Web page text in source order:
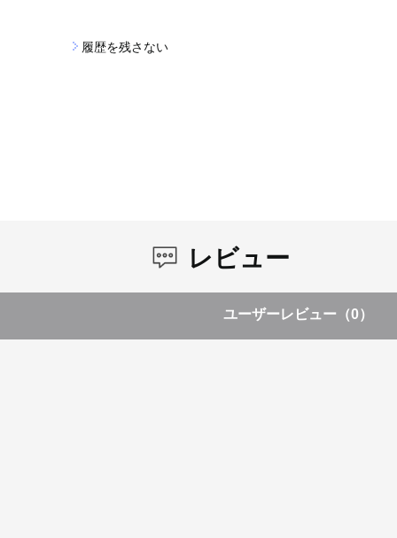
履歴を残さない
レビュー
ユーザーレビュー （0）